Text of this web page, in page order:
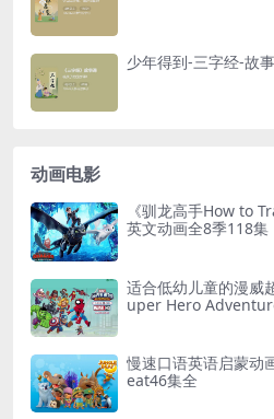
少年得到-三字经-故
动画电影
《驯龙高手How to
英文动画全8季118集
适合低幼儿童的漫威
uper Hero
慢速口语英语启蒙动
eat46集全